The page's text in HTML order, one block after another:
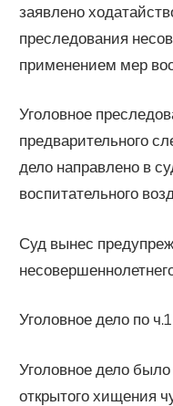
заявлено
преследования
применением мер
Уголовное
предварительного
дело направлено в
воспитательного
Суд вынес
Уголовное дело по
Уголовное дело
открытого хищения